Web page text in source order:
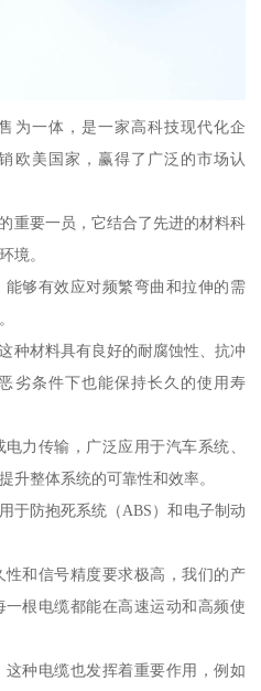
为一体，是一家高科技现代化企
欧美国家，赢得了广泛的市场认
重要一员，它结合了先进的材料科
境。
够有效应对频繁弯曲和拉伸的需
种材料具有良好的耐腐蚀性、抗冲
劣条件下也能保持长久的使用寿
力传输，广泛应用于汽车系统、
升整体系统的可靠性和效率。
于防抱死系统（ABS）和电子制动
和信号精度要求极高，我们的产
根电缆都能在高速运动和高频使
种电缆也发挥着重要作用，例如